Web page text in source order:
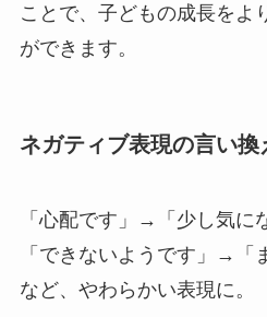
ことで、子どもの成長をよ
ができます。
ネガティブ表現の言い換
「心配です」→「少し気に
「できないようです」→「
など、やわらかい表現に。